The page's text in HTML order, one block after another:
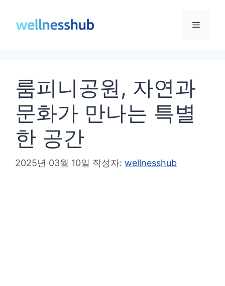
메
룸피니공원, 자연과
문화가 만나는 특별
한 공간
2025년 03월 10일 작성자: wellnesshub